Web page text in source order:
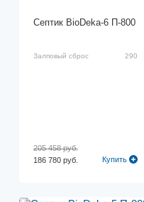
Септик BioDeka-6 П-800
Залповый сброс 290
186 780 руб.
205 458 руб.
Купить